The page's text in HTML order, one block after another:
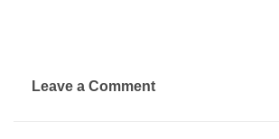
Leave a Comment